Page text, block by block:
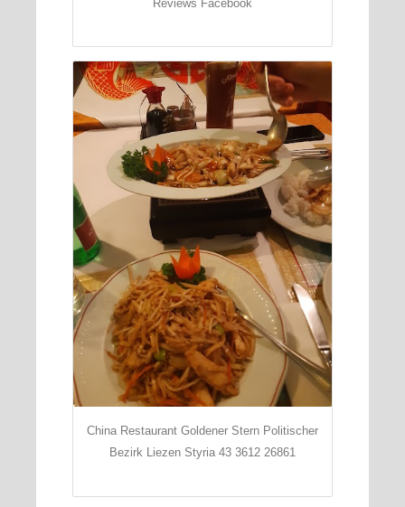
Reviews Facebook
China Restaurant Goldener Stern Politischer
Bezirk Liezen Styria 43 3612 26861